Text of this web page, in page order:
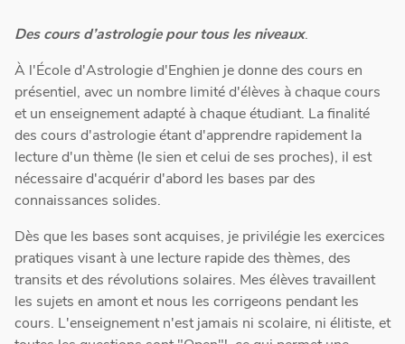
Des cours d’astrologie pour tous les niveaux.
À l'École d'Astrologie d'Enghien je donne des cours en
présentiel, avec un nombre limité d'élèves à chaque cours
et un enseignement adapté à chaque étudiant. La finalité
des cours d'astrologie étant d'apprendre rapidement la
lecture d'un thème (le sien et celui de ses proches), il est
nécessaire d'acquérir d'abord les bases par des
connaissances solides.
Dès que les bases sont acquises, je privilégie les exercices
pratiques visant à une lecture rapide des thèmes, des
transits et des révolutions solaires. Mes élèves travaillent
les sujets en amont et nous les corrigeons pendant les
cours. L'enseignement n'est jamais ni scolaire, ni élitiste, et